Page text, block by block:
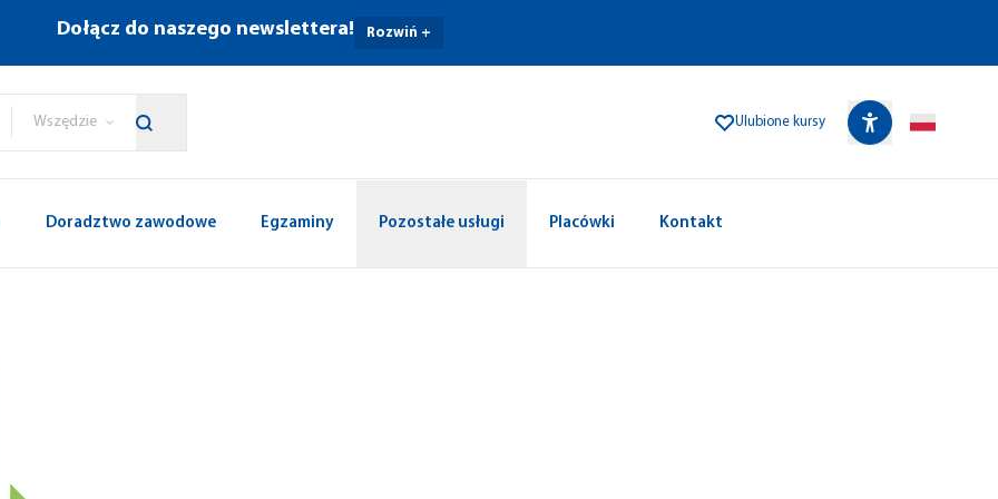
Dołącz do naszego newslettera! Rozwiń +
Wszędzie Ulubione kursy
Doradztwo zawodowe Egzaminy Pozostałe usługi Placówki Kontakt